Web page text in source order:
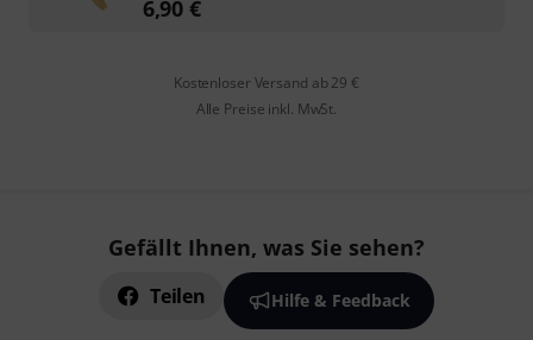
6,90 €
Kostenloser Versand ab 29 €
Alle Preise inkl. MwSt.
Gefällt Ihnen, was Sie sehen?
Teilen Hilfe & Feedback